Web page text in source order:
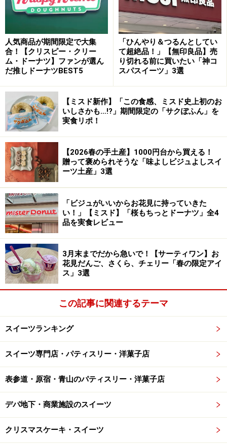
2. ダンデライオン・チョコレート
「5grams」
2800円）※画像提供／ダンデライオン・チョコレート
チョコレート好きな方へ贈りたいカジュアルギフトとし
ておすすめなのが、サンフランシスコ発のBean to Bar チ
ョコレート専門店「ダンデライオン・チョコレート」の
「5grams」（税込2800円）。
「ダンデライオン・チョコレート」では、世界各地のカ
カオ農園から直接カカオ豆を買い付け、ブレンドをせず
に単一産地でチョコレートに仕立て、それぞれのカカオ
豆の個性を表現しています。
そのようなシングルオリジンのチョコレートを、日常の
中で気軽に楽しんでほしいと誕生したのがこの
「5grams」。商品名の通り、5つの産地のチョコレート
が5gずつのバトンになっていて、気軽に産地の食べ比べ
シングルオリジンチョコレートをぜいたく
に食べ比べ
筆者撮影
チョコレートの原材料は、カカオ豆とオーガニックのき
び砂糖のみ。
人気商品が期間限定で大集
合！【クリスピー・クリー
ム・ドーナツ】ファンが選ん
だ推しドーナツBEST5
「ひんやり＆つるんとしてい
て超絶品！」【無印良品】売
り切れる前に買いたい「神コ
スパスイーツ」3選
【ミスド新作】「この食感、ミスド史上初のお
いしさかも…!?」期間限定の「サクぽふん」を
実食リポ！
【2026春の手土産】1000円台から買える！
贈って褒められそうな「味よしビジュよしスイ
ーツ土産」3選
「ビジュがいいからお花見に持っていきた
い！」【ミスド】「桜もちっとドーナツ」全4
品を実食レビュー
3月末までだから急いで！【サーティワン】お
花見だんご、さくら、チェリー「春の限定アイ
ス」3選
この記事に関連するテーマ
スイーツランキング
スイーツ専門店・パティスリー・洋菓子店
表参道・原宿・青山のパティスリー・洋菓子店
デパ地下・商業施設のスイーツ
クリスマスケーキ・スイーツ